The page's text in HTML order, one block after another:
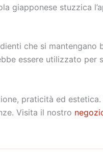
giapponese stuzzica
che si
essere utilizzato
praticità ed
Visita il nostro